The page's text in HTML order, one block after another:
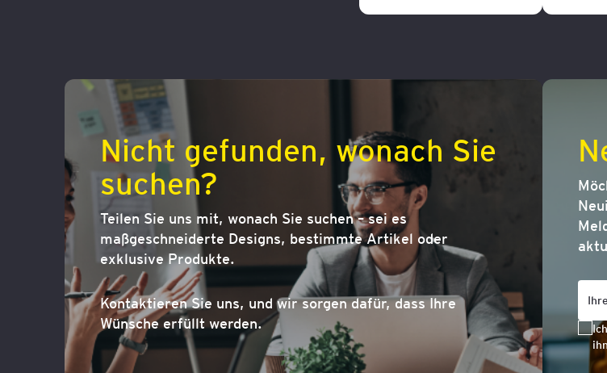
Nicht gefunden, wonach Sie
suchen?
Teilen Sie uns mit, wonach Sie suchen – sei es
maßgeschneiderte Designs, bestimmte Artikel oder
exklusive Produkte.
Kontaktieren Sie uns, und wir sorgen dafür, dass Ihre
Wünsche erfüllt werden.